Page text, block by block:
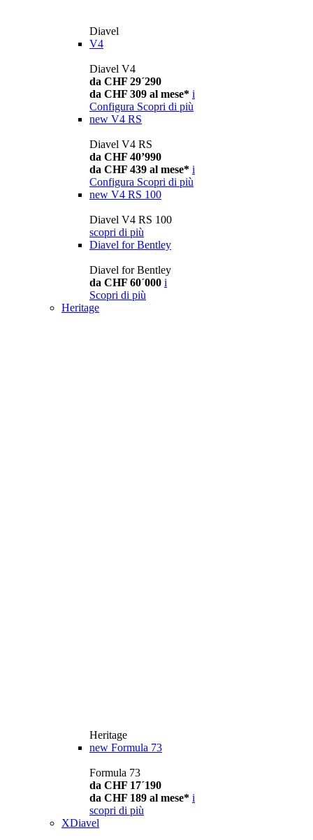
Diavel
V4
Diavel V4
da CHF 29´290
da CHF 309 al mese* i
Configura Scopri di più
new V4 RS
Diavel V4 RS
da CHF 40’990
da CHF 439 al mese* i
Configura Scopri di più
new V4 RS 100
Diavel V4 RS 100
scopri di più
Diavel for Bentley
Diavel for Bentley
da CHF 60´000 i
Scopri di più
Heritage
Heritage
new Formula 73
Formula 73
da CHF 17´190
da CHF 189 al mese* i
scopri di più
XDiavel